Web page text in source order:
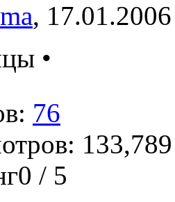
,
•
76
133,789
/ 5